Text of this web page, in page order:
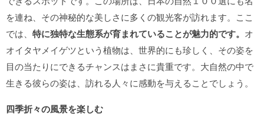
を連ね、その神秘的な美しさに多くの観光客が訪れます。ここ
では、 特に独特な生態系が育まれていることが魅力的です。 オ
オイタヤメイゲツという植物は、世界的にも珍しく、その姿を
目の当たりにできるチャンスはまさに貴重です。大自然の中で
生きる彼らの姿は、訪れる人々に感動を与えることでしょう。
四季折々の風景を楽しむ